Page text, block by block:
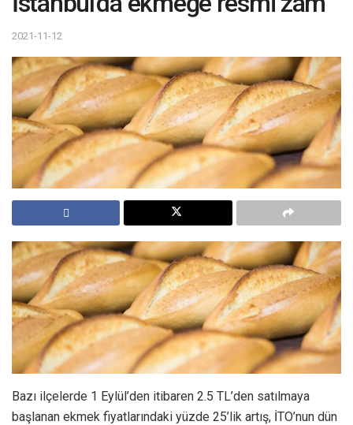
2021-11-12
Bazı ilçelerde 1 Eylül’den itibaren 2.5 TL’den satılmaya
başlanan ekmek fiyatlarındaki yüzde 25’lik artış, İTO’nun dün